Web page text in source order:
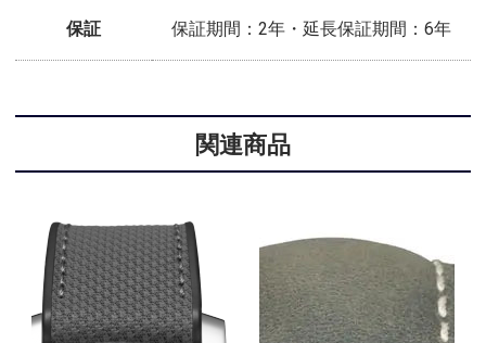
保証 保証期間：2年・延長保証期間：6年
関連商品